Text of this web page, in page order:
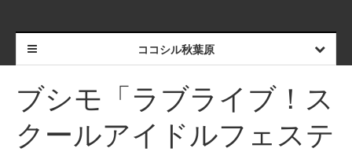
ココシル秋葉原
ブシモ「ラブライブ！ス
クールアイドルフェステ